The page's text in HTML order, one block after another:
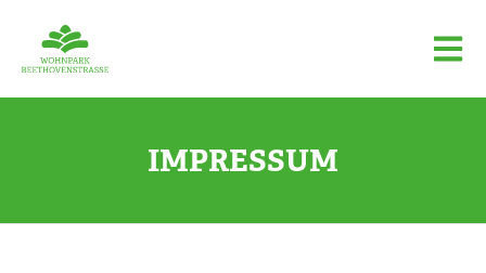
IMPRESSUM